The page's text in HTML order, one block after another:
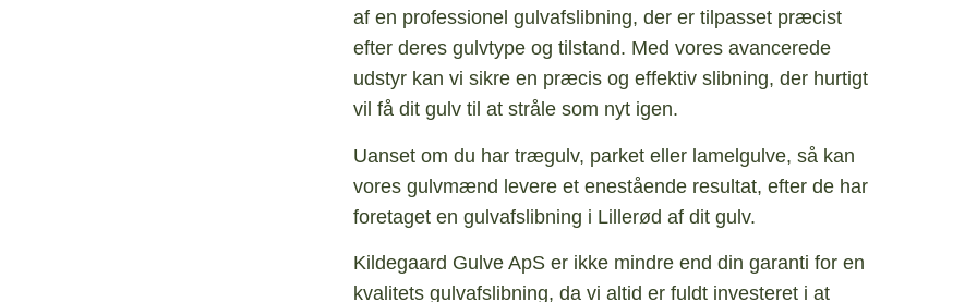
af en professionel gulvafslibning, der er tilpasset præcist
efter deres gulvtype og tilstand. Med vores avancerede
udstyr kan vi sikre en præcis og effektiv slibning, der hurtigt
vil få dit gulv til at stråle som nyt igen.
Uanset om du har trægulv, parket eller lamelgulve, så kan
vores gulvmænd levere et enestående resultat, efter de har
foretaget en gulvafslibning i Lillerød af dit gulv.
Kildegaard Gulve ApS er ikke mindre end din garanti for en
kvalitets gulvafslibning, da vi altid er fuldt investeret i at